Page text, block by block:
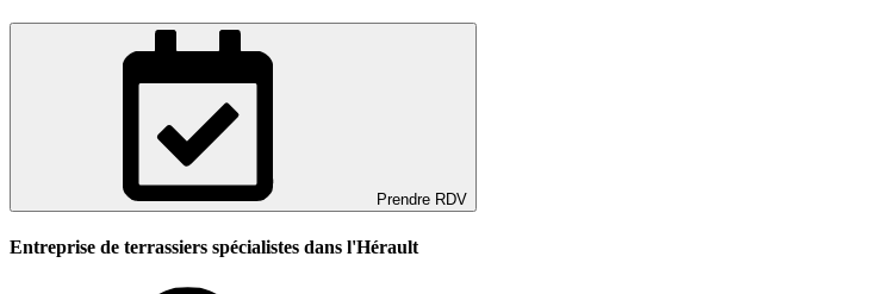
Prendre RDV
Entreprise de terrassiers spécialistes dans l'Hérault